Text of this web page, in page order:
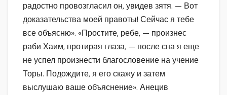
радостно провозгласил он, увидев зятя. — Вот
доказательства моей правоты! Сейчас я тебе
все объясню». «Простите, ребе, — произнес
раби Хаим, протирая глаза, — после сна я еще
не успел произнести благословение на учение
Торы. Подождите, я его скажу и затем
выслушаю ваше объяснение». Анецив